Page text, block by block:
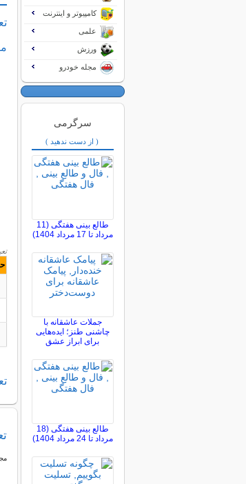
کامپیوتر و اینترنت
علمی
ورزش
مجله خودرو
سرگرمی
( از دست ندهید )
طالع بینی هفتگی (11
مرداد تا 17 مرداد 1404)
جملات عاشقانه با
چاشنی طنز؛ ایده‌هایی
برای ابراز عشق
طالع بینی هفتگی (18
مرداد تا 24 مرداد 1404)